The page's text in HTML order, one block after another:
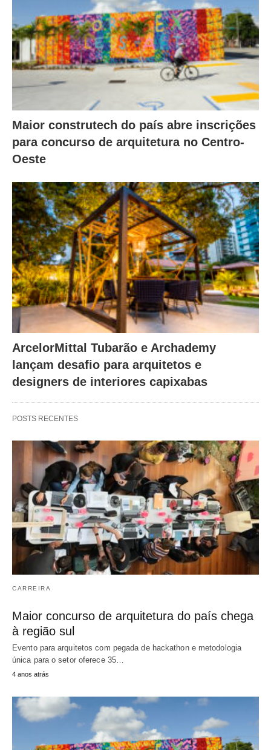
Maior construtech do país abre inscrições
para concurso de arquitetura no Centro-
Oeste
ArcelorMittal Tubarão e Archademy
lançam desafio para arquitetos e
designers de interiores capixabas
POSTS RECENTES
CARREIRA
Maior concurso de arquitetura do país chega
à região sul
Evento para arquitetos com pegada de hackathon e metodologia
única para o setor oferece 35…
4 anos atrás